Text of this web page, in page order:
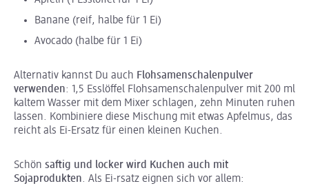
Banane (reif, halbe für 1 Ei)
Avocado (halbe für 1 Ei)
Alternativ kannst Du auch Flohsamenschalenpulver
verwenden: 1,5 Esslöffel Flohsamenschalenpulver mit 200 ml
kaltem Wasser mit dem Mixer schlagen, zehn Minuten ruhen
lassen. Kombiniere diese Mischung mit etwas Apfelmus, das
reicht als Ei-Ersatz für einen kleinen Kuchen.
Schön saftig und locker wird Kuchen auch mit
Sojaprodukten. Als Ei-rsatz eignen sich vor allem: